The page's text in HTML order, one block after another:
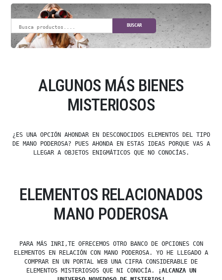
BUSCAR
ALGUNOS MÁS BIENES
MISTERIOSOS
¿ES UNA OPCIÓN AHONDAR EN DESCONOCIDOS ELEMENTOS DEL TIPO
DE MANO PODEROSA? PUES AHONDA EN ESTAS IDEAS PORQUE VAS A
LLEGAR A OBJETOS ENIGMÁTICOS QUE NO CONOCÍAS.
ELEMENTOS RELACIONADOS
MANO PODEROSA
PARA MÁS INRI,TE OFRECEMOS OTRO BANCO DE OPCIONES CON
ELEMENTOS EN RELACIÓN CON MANO PODEROSA. YO HE LLEGADO A
COMPRAR EN UN PORTAL WEB UNA CIFRA CONSIDERABLE DE
ELEMENTOS MISTERIOSOS QUE NI CONOCÍA.
¡ALCANZA UN